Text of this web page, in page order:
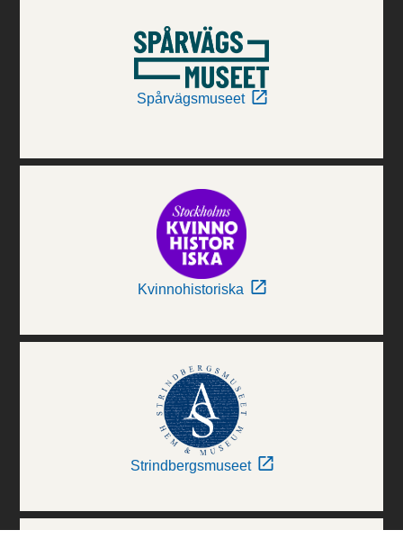
Spårvägsmuseet
Kvinnohistoriska
Strindbergsmuseet